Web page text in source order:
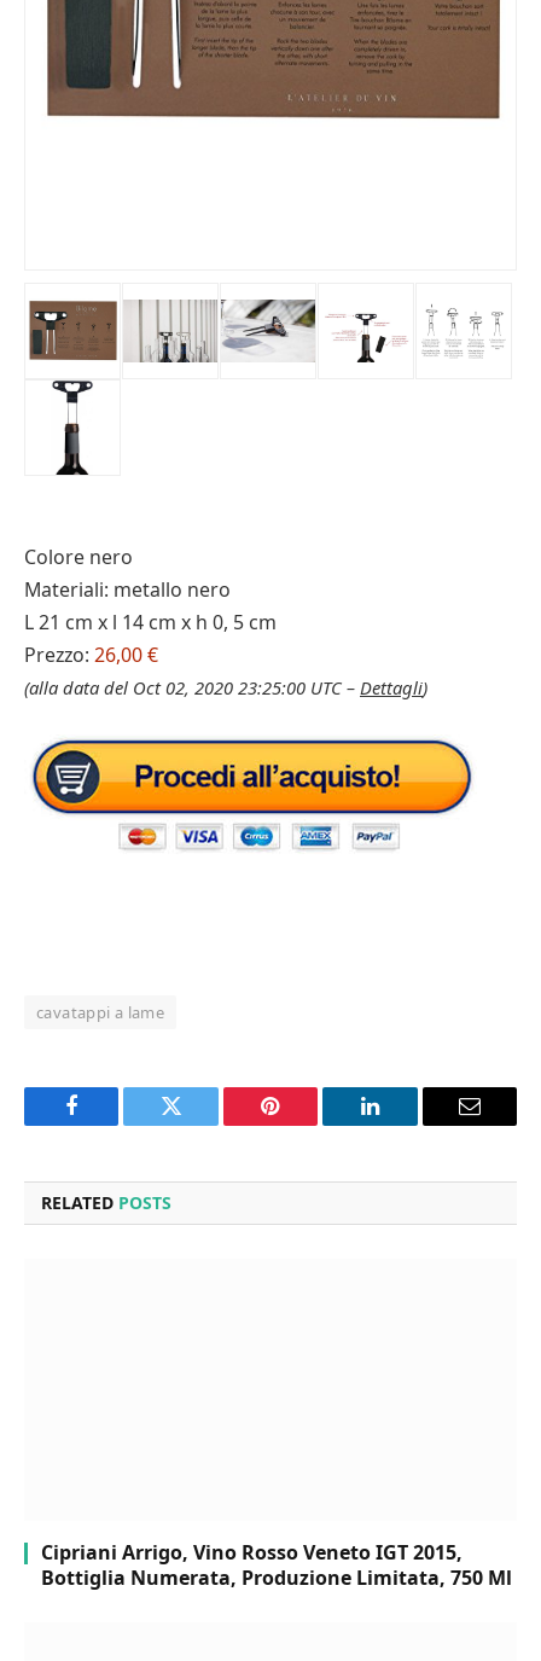
Colore nero
Materiali: metallo nero
L 21 cm x l 14 cm x h 0, 5 cm
Prezzo: 26,00 €
(alla data del Oct 02, 2020 23:25:00 UTC – Dettagli)
cavatappi a lame
Facebook Twitter Pinterest LinkedIn Email
RELATED POSTS
Cipriani Arrigo, Vino Rosso Veneto IGT 2015,
Bottiglia Numerata, Produzione Limitata, 750 Ml